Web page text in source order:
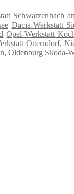
Schwarzenbach
Dacia-Werkstatt
Opel-Werkstatt
Otterndorf,
Oldenburg Skoda-